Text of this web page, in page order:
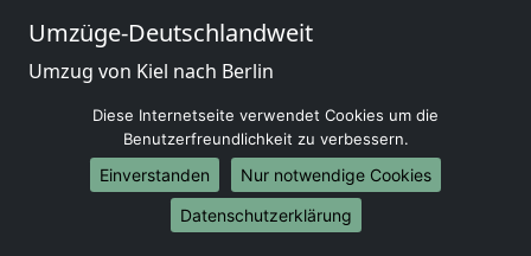
Umzüge-Deutschlandweit
Umzug von Kiel nach Berlin
Umzug von Kiel nach München
Umzug von Kiel nach Köln
Umzug von Kiel nach Frankfurt am Main
Umzug von Kiel nach Stuttgart
Umzug von Kiel nach Düsseldorf
Diese Internetseite verwendet Cookies um die
Benutzerfreundlichkeit zu verbessern.
Einverstanden
Nur notwendige Cookies
Datenschutzerklärung